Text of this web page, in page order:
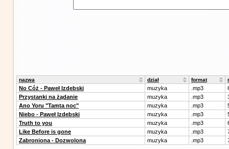
nazwa dział format
No Cóż - Paweł Izdebski muzyka .mp3
Przystanki na żądanie
muzyka .mp3
Ano Yoru "Tamta noc"
muzyka .mp3
Niebo - Paweł Izdebski
muzyka .mp3
Truth to you
muzyka .mp3
Like Before is gone
muzyka .mp3
Zabroniona - Dozwolona
muzyka .mp3